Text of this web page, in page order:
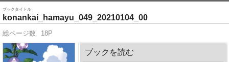
ブックタイトル
konankai_hamayu_049_20210104_00
総ページ数 18P
ブックを読む